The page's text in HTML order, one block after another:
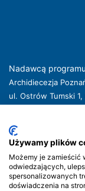
Nadawcą
Archidiecezja
ul. Ostrów Tumski 1,
Nadawca oferuje
radiowego pod
internetową Nadawcy.
Nadawca podlega
Używamy plików
Możemy je zamieścić
odwiedzających,
spersonalizowanych
doświadczenia na